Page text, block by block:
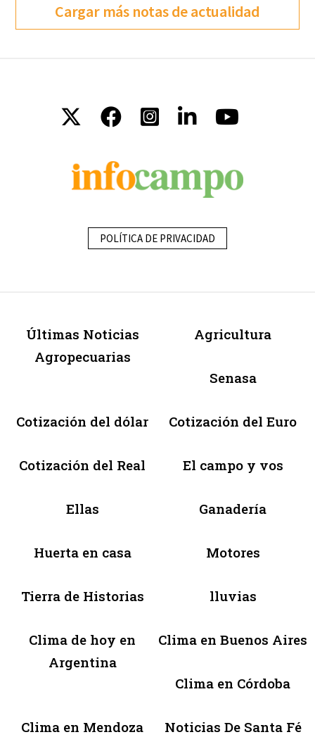
Cargar más notas de actualidad
POLÍTICA DE PRIVACIDAD
Últimas Noticias
Agropecuarias
Agricultura
Senasa
Cotización del dólar Cotización del Euro
Cotización del Real El campo y vos
Ellas Ganadería
Huerta en casa Motores
Tierra de Historias lluvias
Clima de hoy en
Argentina
Clima en Buenos Aires
Clima en Córdoba
Clima en Mendoza Noticias De Santa Fé